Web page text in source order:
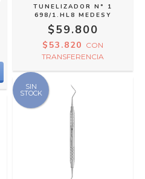
TUNELIZADOR N° 1
698/1.HL8 MEDESY
$59.800
$53.820 CON
TRANSFERENCIA
SIN
STOCK